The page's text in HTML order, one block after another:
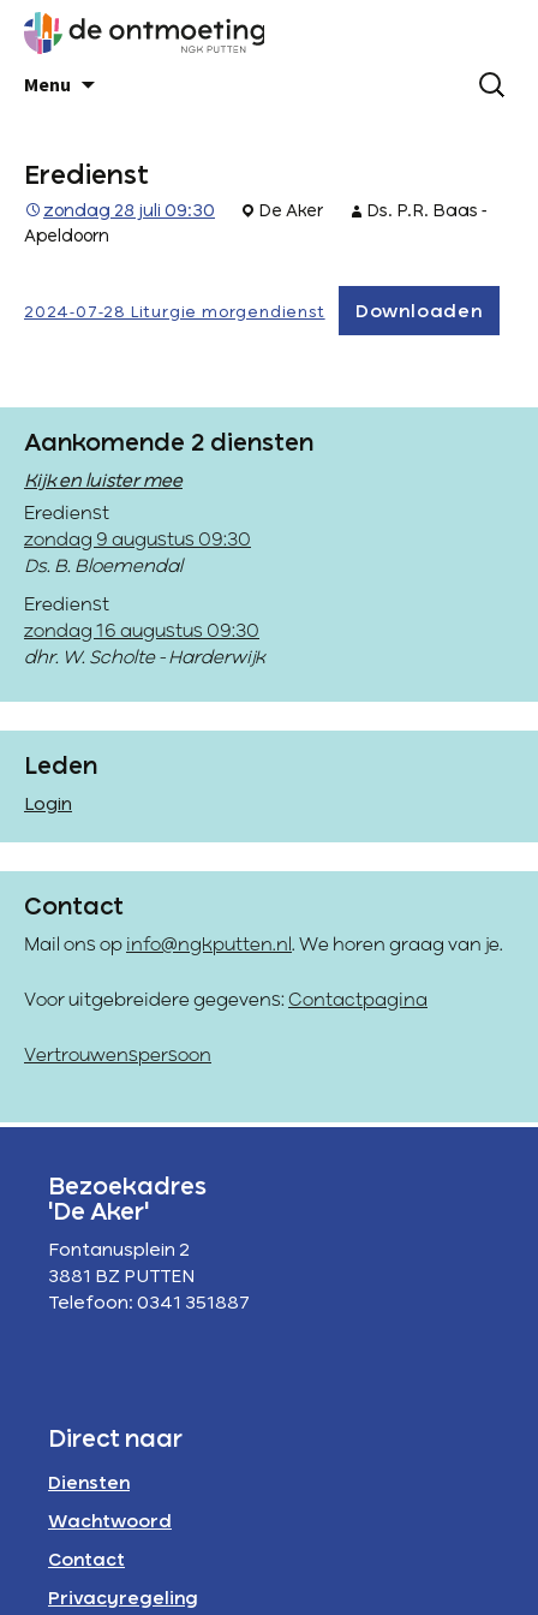
Menu
Eredienst
zondag 28 juli 09:30 De Aker
Ds. P.R. Baas -
Apeldoorn
2024-07-28 Liturgie morgendienst Downloaden
Aankomende 2 diensten
Kijk en luister mee
Eredienst
zondag 9 augustus 09:30
Ds. B. Bloemendal
Eredienst
zondag 16 augustus 09:30
dhr. W. Scholte - Harderwijk
Leden
Login
Contact
Mail ons op info@ngkputten.nl . We horen graag van je.
Voor uitgebreidere gegevens: Contactpagina
Vertrouwenspersoon
Bezoekadres
'De Aker'
Fontanusplein 2
3881 BZ PUTTEN
Telefoon: 0341 351887
Direct naar
Diensten
Wachtwoord
Contact
Privacyregeling